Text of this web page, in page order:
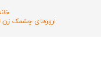
ارورهای چشمک زن